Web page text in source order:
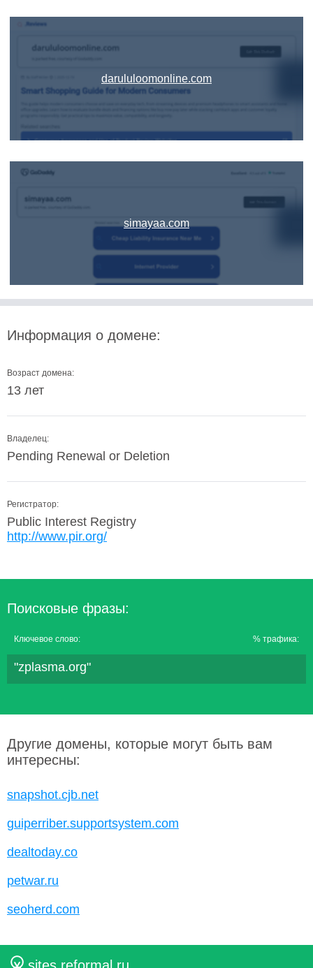
darululoomonline.com
simayaa.com
Информация о домене:
Возраст домена:
13 лет
Владелец:
Pending Renewal or Deletion
Регистратор:
Public Interest Registry
http://www.pir.org/
Поисковые фразы:
Ключевое слово: % трафика:
"zplasma.org"
Другие домены, которые могут быть вам
интересны:
snapshot.cjb.net
guiperriber.supportsystem.com
dealtoday.co
petwar.ru
seoherd.com